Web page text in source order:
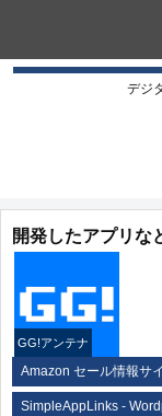
デジ
開発したアプリな
GG!アンテナ
Amazon セール情報サ
SimpleAppLinks -